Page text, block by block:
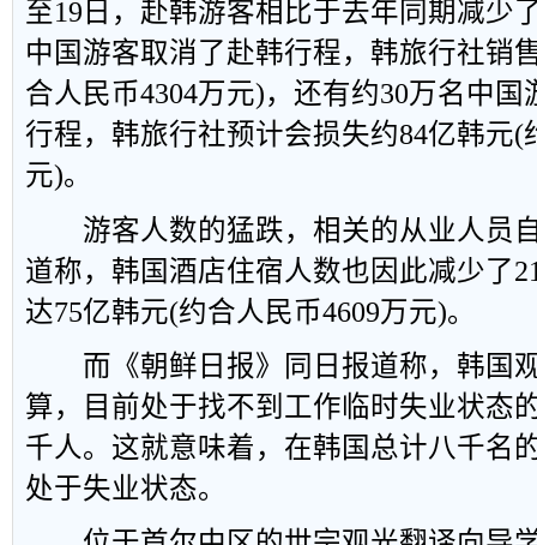
至19日，赴韩游客相比于去年同期减少
中国游客取消了赴韩行程，韩旅行社销
合人民币4304万元)，还有约30万名中
行程，韩旅行社预计会损失约84亿韩元(
元)。
游客人数的猛跌，相关的从业人员
道称，韩国酒店住宿人数也因此减少了
达75亿韩元(约合人民币4609万元)。
而《朝鲜日报》同日报道称，韩国
算，目前处于找不到工作临时失业状态
千人。这就意味着，在韩国总计八千名
处于失业状态。